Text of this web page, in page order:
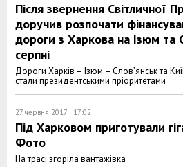
Після звернення Світличної
доручив розпочати
дороги з Харкова на Ізюм та
серпні
Дороги Харків – Ізюм – Слов’янськ та
стали президентськими пріоритетами
27 червня 2017 | 17:02
Під Харковом приготували
Фото
На трасі згоріла вантажівка